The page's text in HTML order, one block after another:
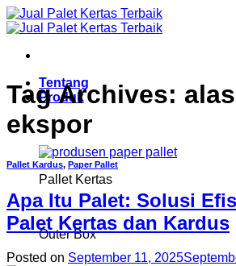
Skip
to
Tentang
Produk
Pallet Kertas
Outer Box
Tag Archives:
ekspor
Pallet Kardus, Paper Pallet
Apa Itu Palet: Solusi
Palet Kertas dan Kardus
Posted on September 11, 2025